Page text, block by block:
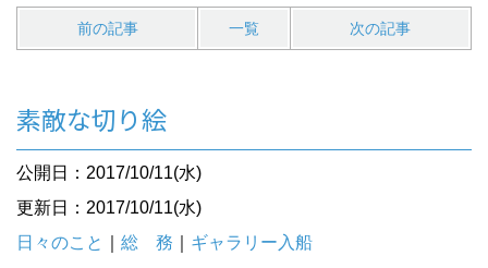
前の記事 一覧 次の記事
素敵な切り絵
公開日：2017/10/11(水)
更新日：2017/10/11(水)
日々のこと
総 務 ギャラリー入船